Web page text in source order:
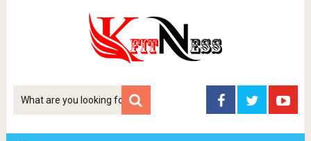
Tim